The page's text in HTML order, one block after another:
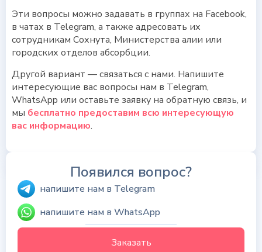
Эти вопросы можно задавать в группах на Facebook,
в чатах в Telegram, а также адресовать их
сотрудникам Сохнута, Министерства алии или
городских отделов абсорбции.
Другой вариант — связаться с нами. Напишите
интересующие вас вопросы нам в Telegram,
WhatsApp или оставьте заявку на обратную связь, и
мы бесплатно предоставим всю интересующую
вас информацию.
Появился вопрос?
напишите нам в Telegram
напишите нам в WhatsApp
Заказать